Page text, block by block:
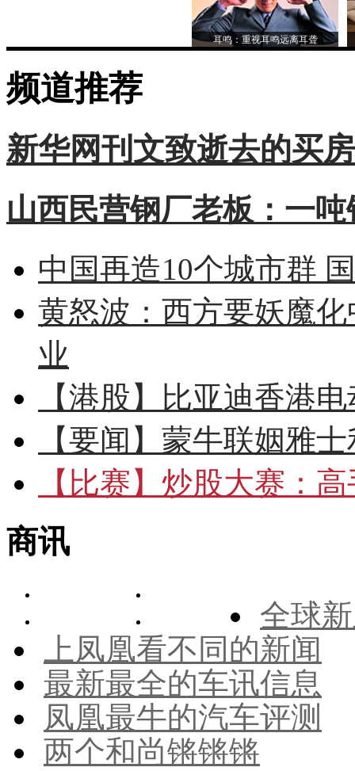
耳鸣：重视耳鸣远离耳聋
频道推荐
新华网刊文致逝去的买
山西民营钢厂老板：一
中国再造10个城市群
黄怒波：西方要妖魔
业
【港股】
比亚迪香港
【要闻】 蒙牛联姻雅
【比赛】 炒股大赛：高
商讯
全球
上凤凰看不同的新闻
最新最全的车讯信息
凤凰最牛的汽车评测
两个和尚锵锵锵